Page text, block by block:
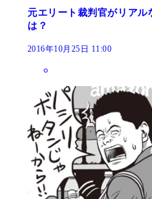
元エリート裁判官がリアル
は？
2016年10月25日 11:00